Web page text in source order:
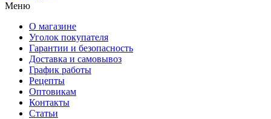
Меню
О магазине
Уголок покупателя
Гарантии и безопасность
Доставка и самовывоз
График работы
Рецепты
Оптовикам
Контакты
Статьи